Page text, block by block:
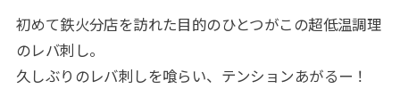
初めて鉄火分店を訪れた目的のひとつがこの超低温調理
のレバ刺し。
久しぶりのレバ刺しを喰らい、テンションあがるー！